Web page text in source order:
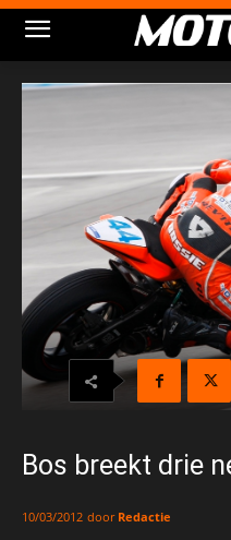
Bos breekt drie
10/03/2012 door Redactie